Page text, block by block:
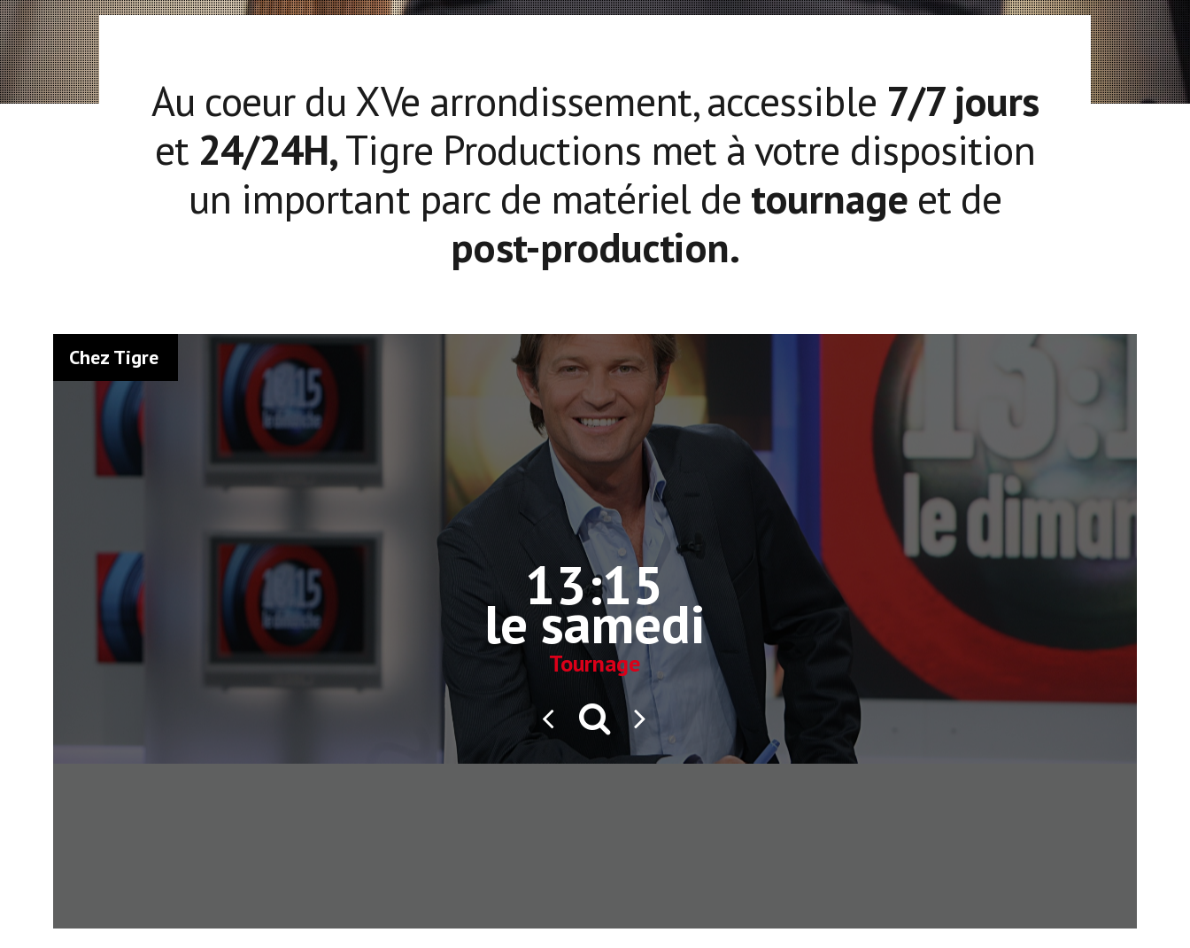
Au coeur du XVe arrondissement, accessible 7/7 jours
et 24/24H,Tigre Productions met à votre disposition
un important parc de matériel de tournage et de
post-production.
13:15
le samedi
Tournage
Chez Tigre